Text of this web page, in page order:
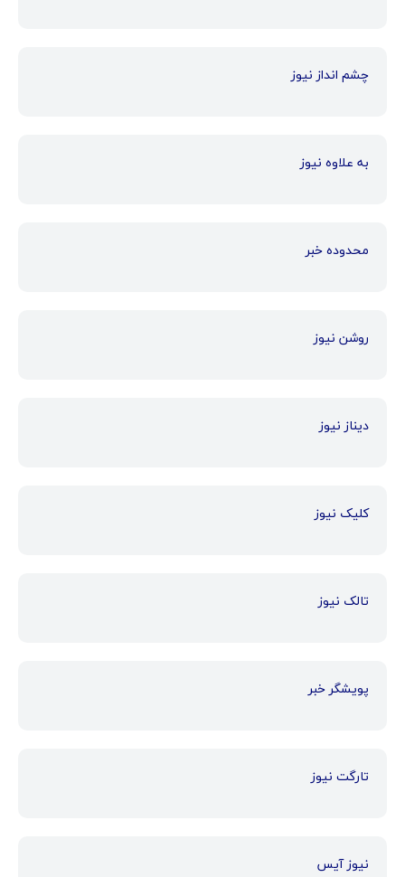
چشم انداز نیوز
به علاوه نیوز
محدوده خبر
روشن نیوز
دیناز نیوز
کلیک نیوز
تالک نیوز
پویشگر خبر
تارگت نیوز
نیوز آیس